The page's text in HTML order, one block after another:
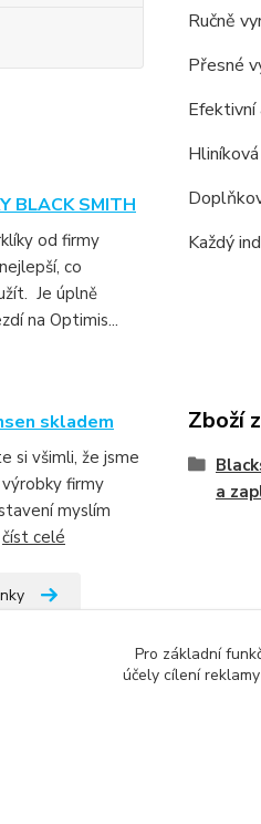
BLACK SMITH
od firmy
co
Je úplně
na Optimis...
skladem
si všimli, že jsme
firmy
myslím
číst celé
Ručně
Přesné
Každý
Zboží
a
Pro základní
účely cílení